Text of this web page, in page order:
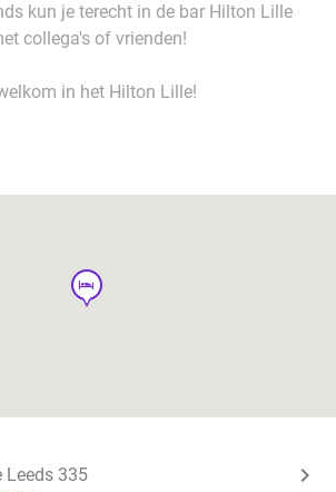
kun je terecht in de bar Hilton Lille
collega's of vrienden!
in het Hilton Lille!
hotel
Leeds 335